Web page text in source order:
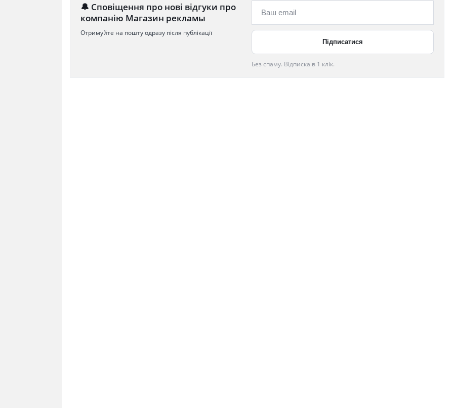
🔔 Сповіщення про нові відгуки про
компанію Магазин рекламы
Отримуйте на пошту одразу після публікації
Без спаму. Відписка в 1 клік.